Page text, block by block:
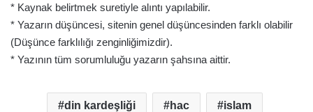
* Kaynak belirtmek suretiyle alıntı yapılabilir.
* Yazarın düşüncesi, sitenin genel düşüncesinden farklı olabilir
(Düşünce farklılığı zenginliğimizdir).
* Yazının tüm sorumluluğu yazarın şahsına aittir.
din kardeşliği hac islam